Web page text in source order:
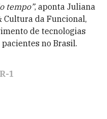
tempo”, aponta Juliana
Cultura daFuncional,
de tecnologias
no Brasil.
1